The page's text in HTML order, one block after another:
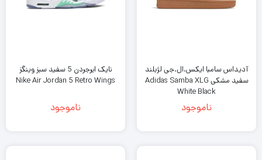
آدیداس سامبا ایکس.ال.جی لژبلند
سفید مشکی Adidas Samba XLG
White Black
ناموجود
نایک ایرجردن 5 سفید سبز وینگز
Nike Air Jordan 5 Retro Wings
ناموجود